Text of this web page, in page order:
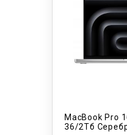
MacBook Pro
36/2Тб